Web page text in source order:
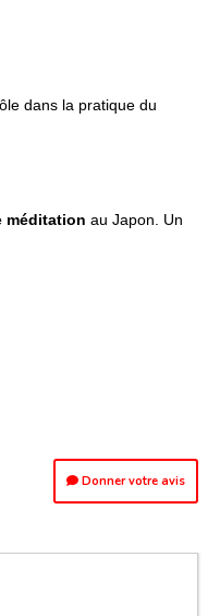
dans la pratique du
méditation au Japon. Un
Donner votre avis